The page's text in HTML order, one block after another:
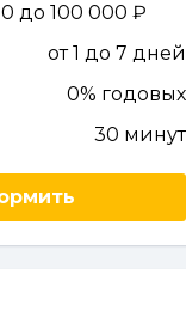
до 100 000
от 1 до 7 дней
0% годовых
30 минут